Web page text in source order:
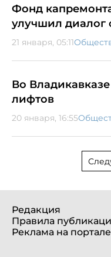
Фонд
улучшил диалог
21 января, 05:11
Во
лифтов
20 января, 16:55
Редакция
Правила
Реклама на портале